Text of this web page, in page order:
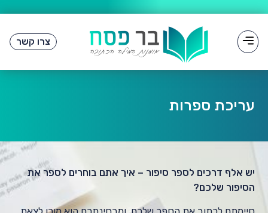
צרו קשר
עריכת ספרות
יש אלף דרכים לספר סיפור – איך אתם בוחרים לספר את
הסיפור שלכם?